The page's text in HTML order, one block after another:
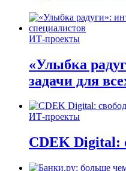
ИТ-проекты
«Улыбка
задачи для
ИТ-проекты
CDEK Digital: